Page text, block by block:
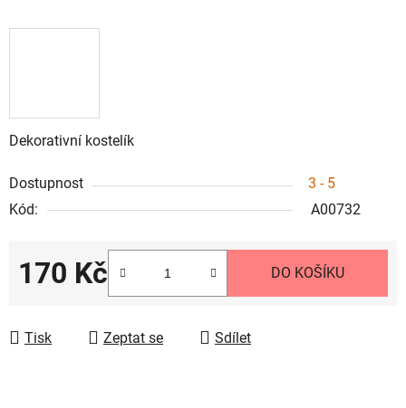
Dekorativní kostelík
Dostupnost
3 - 5
Kód:
A00732
170 Kč DO KOŠÍKU
Tisk Zeptat se Sdílet